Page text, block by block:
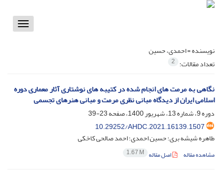
Toggle
نویسنده =احمدی، حسین
تعداد مقالات: 2
نگاهی به مرمت های انجام شده در کتیبه های نوشتاری آثار معماری دوره‌
اسلامی ایران از دیدگاه مبانی نظری مرمت و مبانی هنرهای تجسمی
دوره 9، شماره 13، شهریور 1400، صفحه
23-39
10.29252/AHDC.2021.16139.1507
طاهره شیشه بری؛ حسین احمدی؛ احمد صالحی کاخکی
مشاهده مقاله اصل مقاله 1.67 M